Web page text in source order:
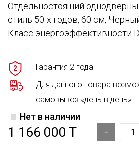
Отдельностоящий
стиль 50-х годов, 60 см,
Класс энергоэффективности D
2
Гарантия 2 года
Для данного товара
самовывоз «день в день»
Нет в наличии
1 166 000 T